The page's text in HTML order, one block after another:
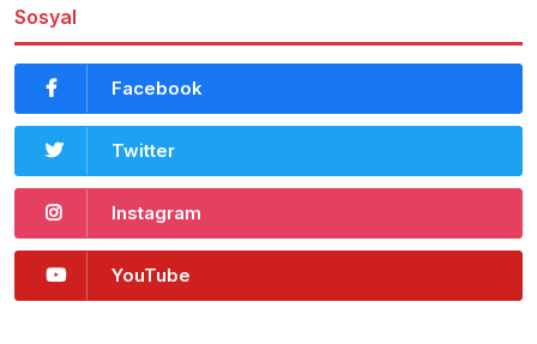
Sosyal
Facebook
Twitter
Instagram
YouTube